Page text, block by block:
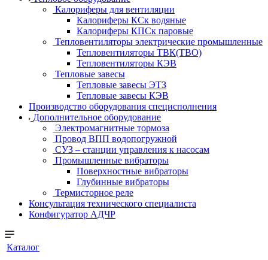
Калориферы для вентиляции
Калориферы КСк водяные
Калориферы КПСк паровые
Тепловентиляторы электрические промышленные
Тепловентиляторы ТВК(ТВО)
Тепловентиляторы КЭВ
Тепловые завесы
Тепловые завесы ЭТЗ
Тепловые завесы КЭВ
Производство оборудования специсполнения
Дополнительное оборудование
Электромагнитные тормоза
Провод ВПП водопогружной
СУЗ – станции управления к насосам
Промышленные вибраторы
Поверхностные вибраторы
Глубинные вибраторы
Термисторное реле
Консультация технического специалиста
Конфигуратор АДЧР
Каталог